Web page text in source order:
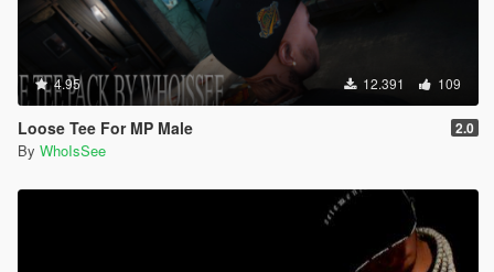
4.95 12.391 109
Loose Tee For MP Male 2.0
By WhoIsSee